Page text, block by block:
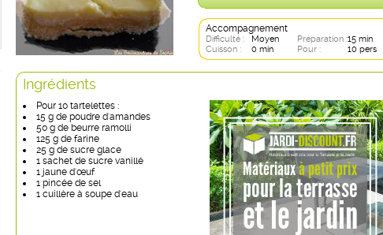
Accompagnement
Difficulté : Moyen Préparation :15 min
Cuisson :
0 min Pour : 10 pers
Ingrédients
Pour 10 tartelettes :
15 g de poudre d'amandes
50 g de beurre ramolli
125 g de farine
25 g de sucre glace
1 sachet de sucre vanillé
1 jaune d'œuf
1 pincée de sel
1 cuillère à soupe d'eau